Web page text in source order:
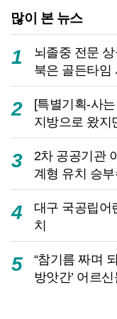
많이 본 뉴스
1
뇌졸중 전문
북은 골든타임
2
[특별기획-사
지방으로 왔지
3
2차 공공기관
계형 유치 승
4
대구 국공립어
치
5
“참기름 짜며
방앗간’ 어르